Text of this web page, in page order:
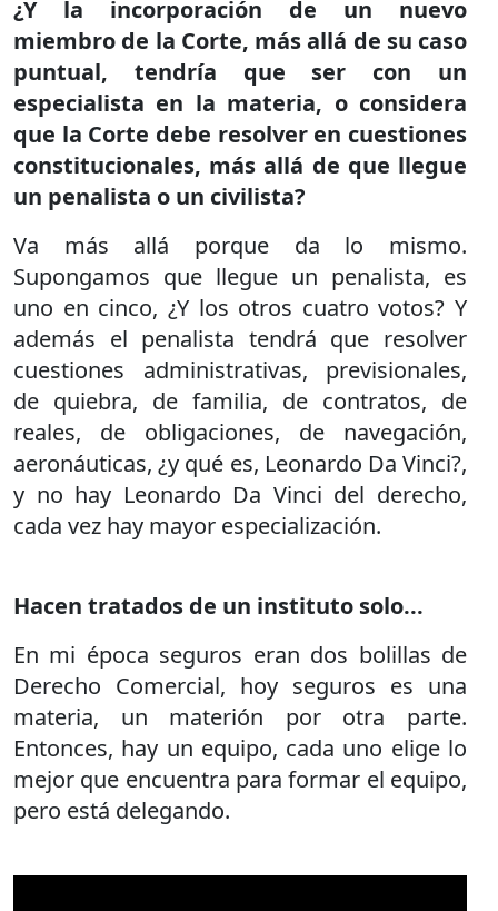
¿Y la incorporación de un nuevo
miembro de la Corte, más allá de su caso
puntual, tendría que ser con un
especialista en la materia, o considera
que la Corte debe resolver en cuestiones
constitucionales, más allá de que llegue
un penalista o un civilista?
Va más allá porque da lo mismo.
Supongamos que llegue un penalista, es
uno en cinco, ¿Y los otros cuatro votos? Y
además el penalista tendrá que resolver
cuestiones administrativas, previsionales,
de quiebra, de familia, de contratos, de
reales, de obligaciones, de navegación,
aeronáuticas, ¿y qué es, Leonardo Da Vinci?,
y no hay Leonardo Da Vinci del derecho,
cada vez hay mayor especialización.
Hacen tratados de un instituto solo...
En mi época seguros eran dos bolillas de
Derecho Comercial, hoy seguros es una
materia, un materión por otra parte.
Entonces, hay un equipo, cada uno elige lo
mejor que encuentra para formar el equipo,
pero está delegando.